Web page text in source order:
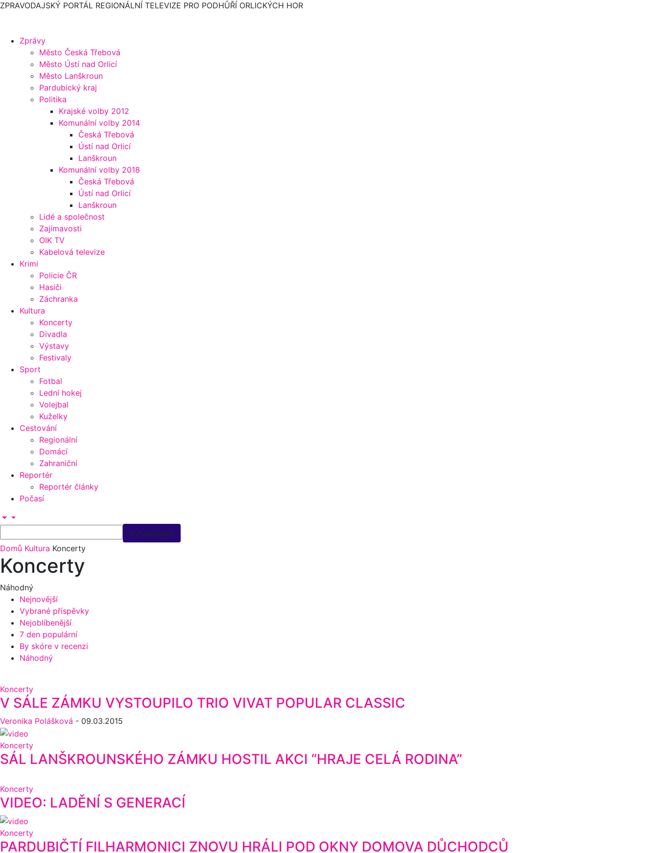
ZPRAVODAJSKÝ PORTÁL REGIONÁLNÍ TELEVIZE PRO PODHŮŘÍ ORLICKÝCH HOR
Zprávy
Město Česká Třebová
Město Ústí nad Orlicí
Město Lanškroun
Pardubický kraj
Politika
Krajské volby 2012
Komunální volby 2014
Česká Třebová
Ústí nad Orlicí
Lanškroun
Komunální volby 2018
Česká Třebová
Ústí nad Orlicí
Lanškroun
Lidé a společnost
Zajímavosti
OIK TV
Kabelová televize
Krimi
Policie ČR
Hasiči
Záchranka
Kultura
Koncerty
Divadla
Výstavy
Festivaly
Sport
Fotbal
Lední hokej
Volejbal
Kuželky
Cestování
Regionální
Domácí
Zahraniční
Reportér
Reportér články
Počasí
Domů Kultura Koncerty
Koncerty
Náhodný
Nejnovější
Vybrané příspěvky
Nejoblíbenější
7 den populární
By skóre v recenzi
Náhodný
Koncerty
V SÁLE ZÁMKU VYSTOUPILO TRIO VIVAT POPULAR CLASSIC
Veronika Polášková - 09.03.2015
Koncerty
SÁL LANŠKROUNSKÉHO ZÁMKU HOSTIL AKCI “HRAJE CELÁ RODINA”
Koncerty
VIDEO: LADĚNÍ S GENERACÍ
Koncerty
PARDUBIČTÍ FILHARMONICI ZNOVU HRÁLI POD OKNY DOMOVA DŮCHODCŮ